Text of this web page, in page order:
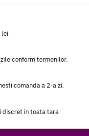
lei
conform termenilor.
comanda a 2-a zi.
discret in toata tara